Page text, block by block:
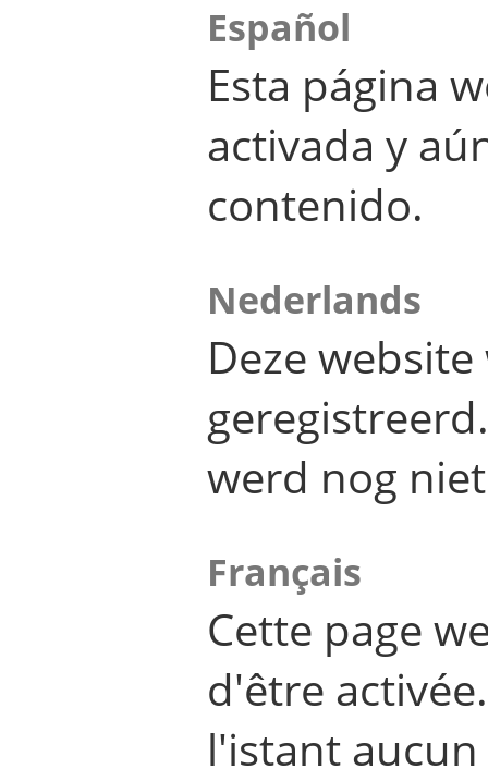
Español
Esta página
activada y
contenido.
Nederlands
Deze
werd nog
Français
Cette page
d'être
l'istant